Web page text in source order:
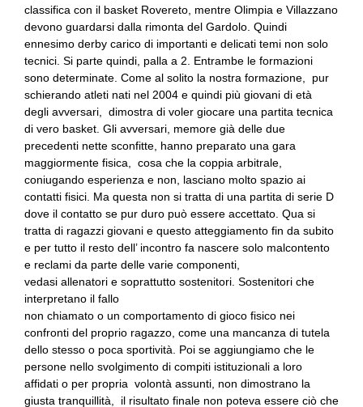
classifica con il basket Rovereto, mentre Olimpia e Villazzano
devono guardarsi dalla rimonta del Gardolo. Quindi
ennesimo derby carico di importanti e delicati temi non solo
tecnici. Si parte quindi, palla a 2. Entrambe le formazioni
sono determinate. Come al solito la nostra formazione, pur
schierando atleti nati nel 2004 e quindi più giovani di età
degli avversari, dimostra di voler giocare una partita tecnica
di vero basket. Gli avversari, memore già delle due
precedenti nette sconfitte, hanno preparato una gara
maggiormente fisica, cosa che la coppia arbitrale,
coniugando esperienza e non, lasciano molto spazio ai
contatti fisici. Ma questa non si tratta di una partita di serie D
dove il contatto se pur duro può essere accettato. Qua si
tratta di ragazzi giovani e questo atteggiamento fin da subito
e per tutto il resto dell’ incontro fa nascere solo malcontento
e reclami da parte delle varie componenti,
vedasi allenatori e soprattutto sostenitori. Sostenitori che
interpretano il fallo
non chiamato o un comportamento di gioco fisico nei
confronti del proprio ragazzo, come una mancanza di tutela
dello stesso o poca sportività. Poi se aggiungiamo che le
persone nello svolgimento di compiti istituzionali a loro
affidati o per propria volontà assunti, non dimostrano la
giusta tranquillità, il risultato finale non poteva essere ciò che